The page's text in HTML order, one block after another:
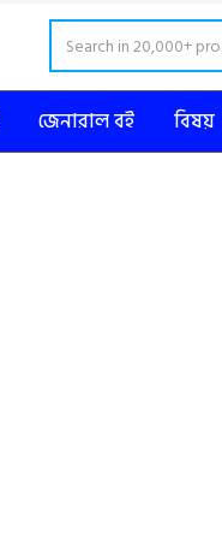
জেনারাল বই বিষয়